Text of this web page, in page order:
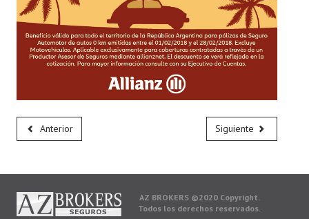
Anterior Siguiente
AZ BROKERS ©2020 Copyright.
Todos los derechos reservados.